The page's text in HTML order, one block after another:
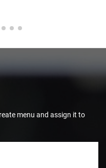
menu and assign it to